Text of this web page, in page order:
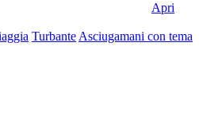
Apri
Turbante Asciugamani con tema